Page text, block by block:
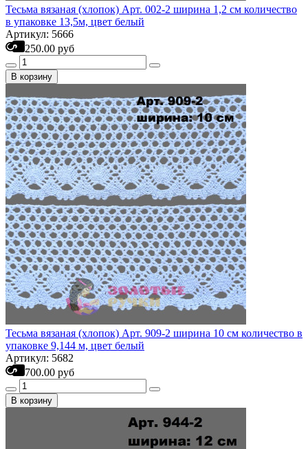
Тесьма вязаная (хлопок) Арт. 002-2 ширина 1,2 см количество
в упаковке 13,5м, цвет белый
Артикул: 5666
250.00 руб
В корзину
Тесьма вязаная (хлопок) Арт. 909-2 ширина 10 см количество в
упаковке 9,144 м, цвет белый
Артикул: 5682
700.00 руб
В корзину